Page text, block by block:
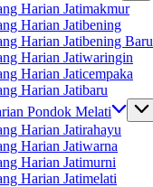
Harian Jatimakmur
Harian Jatibening
Harian Jatibening Baru
Harian Jatiwaringin
Harian Jaticempaka
Harian Jatibaru
Pondok Melati
Harian Jatirahayu
Harian Jatiwarna
Harian Jatimurni
Harian Jatimelati